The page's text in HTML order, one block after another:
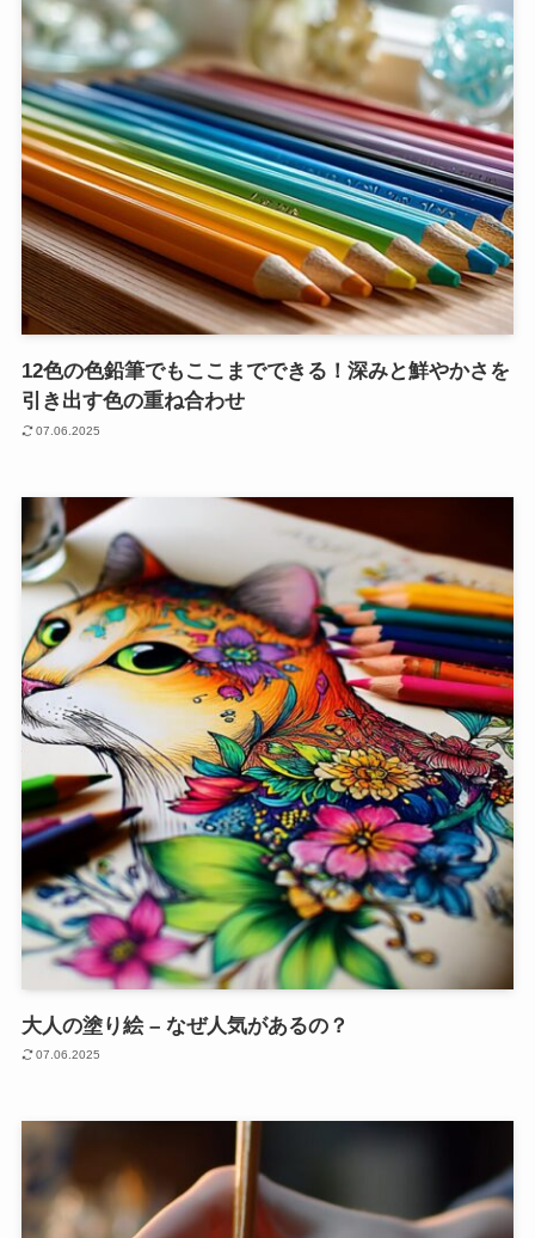
12色の色鉛筆でもここまでできる！深みと鮮やかさを
引き出す色の重ね合わせ
07.06.2025
大人の塗り絵 – なぜ人気があるの？
07.06.2025